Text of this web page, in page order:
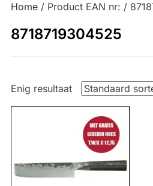
Home/ Product EAN nr: /
8718719304525
Enig resultaat